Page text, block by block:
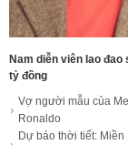
Nam diễn viên lao
tỷ đồng
Vợ người mẫu của
Ronaldo
Dự báo thời tiết: